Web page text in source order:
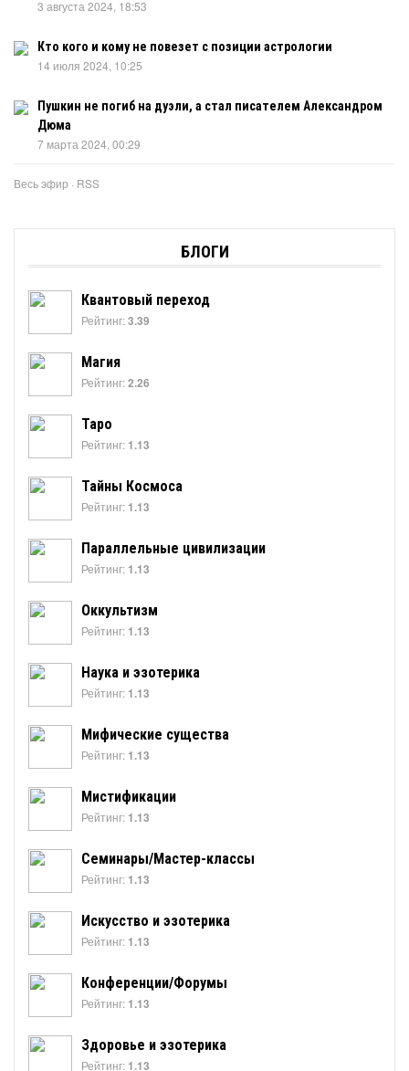
3 августа 2024, 18:53
Кто кого и кому не повезет с позиции астрологии
14 июля 2024, 10:25
Пушкин не погиб на дуэли, а стал писателем Александром
Дюма
7 марта 2024, 00:29
Весь эфир · RSS
БЛОГИ
Квантовый переход
Рейтинг:3.39
Магия
Рейтинг:2.26
Таро
Рейтинг: 1.13
Тайны Космоса
Рейтинг: 1.13
Параллельные цивилизации
Рейтинг: 1.13
Оккультизм
Рейтинг: 1.13
Наука и эзотерика
Рейтинг: 1.13
Мифические существа
Рейтинг: 1.13
Мистификации
Рейтинг: 1.13
Семинары/Мастер-классы
Рейтинг: 1.13
Искусство и эзотерика
Рейтинг: 1.13
Конференции/Форумы
Рейтинг: 1.13
Здоровье и эзотерика
Рейтинг: 1.13